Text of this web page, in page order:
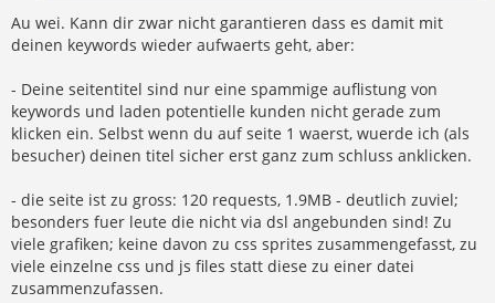
Au wei. Kann dir zwar nicht garantieren dass es damit mit
deinen keywords wieder aufwaerts geht, aber:
- Deine seitentitel sind nur eine spammige auflistung von
keywords und laden potentielle kunden nicht gerade zum
klicken ein. Selbst wenn du auf seite 1 waerst, wuerde ich (als
besucher) deinen titel sicher erst ganz zum schluss anklicken.
- die seite ist zu gross: 120 requests, 1.9MB - deutlich zuviel;
besonders fuer leute die nicht via dsl angebunden sind! Zu
viele grafiken; keine davon zu css sprites zusammengefasst, zu
viele einzelne css und js files statt diese zu einer datei
zusammenzufassen.